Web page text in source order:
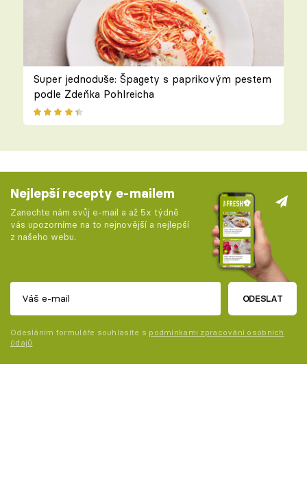
Super jednoduše: Špagety s paprikovým pestem
podle Zdeňka Pohlreicha
Nejlepší recepty e-mailem
Zanechte nám svůj e-mail a až 5x týdně
vás upozorníme na to nejnovější a nejlepší
z našeho webu.
ODESLAT
Odesláním formuláře souhlasíte s podmínkami zpracování osobních
údajů